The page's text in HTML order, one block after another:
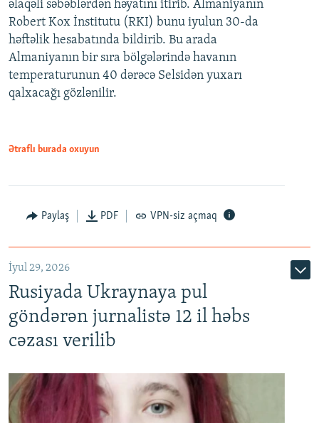
əlaqəli səbəblərdən həyatını itirib. Almaniyanın
Robert Kox İnstitutu (RKI) bunu iyulun 30-da
həftəlik hesabatında bildirib. Bu arada
Almaniyanın bir sıra bölgələrində havanın
temperaturunun 40 dərəcə Selsidən yuxarı
qalxacağı gözlənilir.
Ətraflı burada oxuyun
Paylaş PDF VPN-siz açmaq
İyul 29, 2026
Rusiyada Ukraynaya pul
göndərən jurnalistə 12 il həbs
cəzası verilib